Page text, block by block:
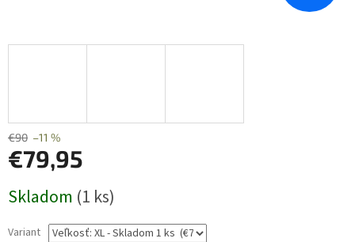
€90 –11 %
€79,95
cena:
Skladom (1 ks)
Variant